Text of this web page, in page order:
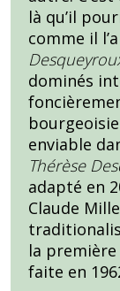
là qu’il
comme il
dominés
enviable
Thérèse
adapté en
Claude
la
faite en